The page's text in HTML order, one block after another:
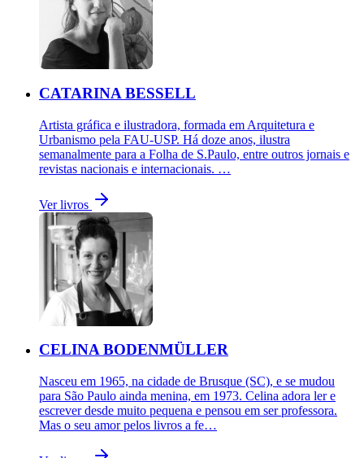
CATARINA BESSELL
Artista gráfica e ilustradora, formada em Arquitetura e
Urbanismo pela FAU-USP. Há doze anos, ilustra
semanalmente para a Folha de S.Paulo, entre outros jornais e
revistas nacionais e internacionais. …
Ver livros
CELINA BODENMÜLLER
Nasceu em 1965, na cidade de Brusque (SC), e se mudou
para São Paulo ainda menina, em 1973. Celina adora ler e
escrever desde muito pequena e pensou em ser professora.
Mas o seu amor pelos livros a fe…